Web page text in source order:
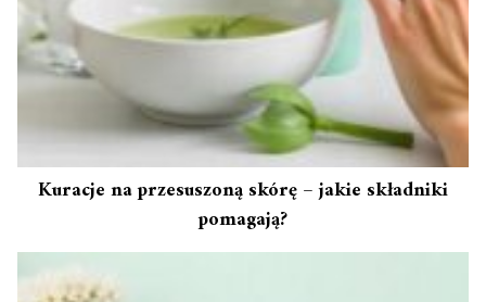
Kuracje na przesuszoną skórę – jakie składniki
pomagają?